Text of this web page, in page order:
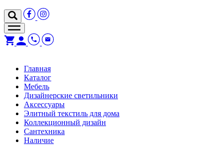
Главная
Каталог
Мебель
Дизайнерские светильники
Аксессуары
Элитный текстиль для дома
Коллекционный дизайн
Сантехника
Наличие